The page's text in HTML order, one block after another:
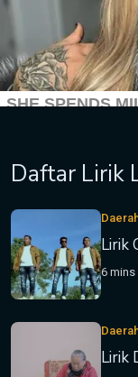
Daftar Lirik
Lirik
6 mins
Lirik